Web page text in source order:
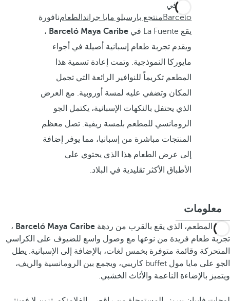
أنت في
Barcelóمنتجع بارسيلو مايا جراند الطعامنافورة
يقع La Fuente في
Barceló Maya Caribe ،
ويقدم تجربة طعام إسبانية أصيلة في أجواء
مايوركا النموذجية. وتمت إعادة تسمية هذا
المطعم تكريماً للنوافير الرائعة التي تجمل
المكان وتضفي عليه لمسة أوروبية. مع العرض
الذي يحتفل بالنكهات الإسبانية، يكتمل الجو
الرومانسي للمطعم بلمسة ريفية. تصل معظم
المنتجات مباشرة من إسبانيا، مما يوفر إضافة
إلى عرض الطعام هذا الذي يحتوي على
الأطباق الأكثر تقليدية في البلاد.
معلومات
يقدم المطعم، الذي يقع بالقرب من ردهة Barceló Maya Caribe ،
تجربة طعام فريدة من نوعها مع وصول واسع للضيوف على الكراسي
المتحركة وقائمة متوفرة بخمس لغات، بالإضافة إلى الإسبانية. يطل
الجو على مايا مول buffet كاريبي، ويجمع بين الرومانسية والريف،
ويتميز بالإضاءة الناعمة والأثاث الخشبي.